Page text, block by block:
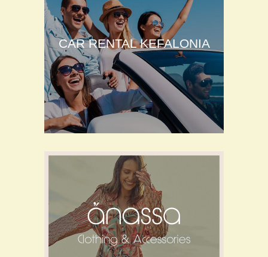
CAR RENTAL KEFALONIA